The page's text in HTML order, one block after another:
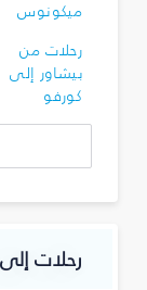
ميكونوس
رحلات من
بيشاور إلى
كورفو
رحلات